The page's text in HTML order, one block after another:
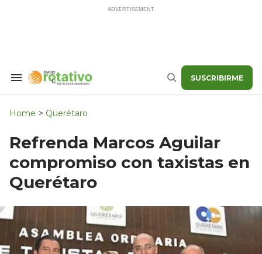
Search
Navigation
Buscar SUSCRIBIRME
Home > Querétaro
Refrenda Marcos Aguilar
compromiso con taxistas en
Querétaro